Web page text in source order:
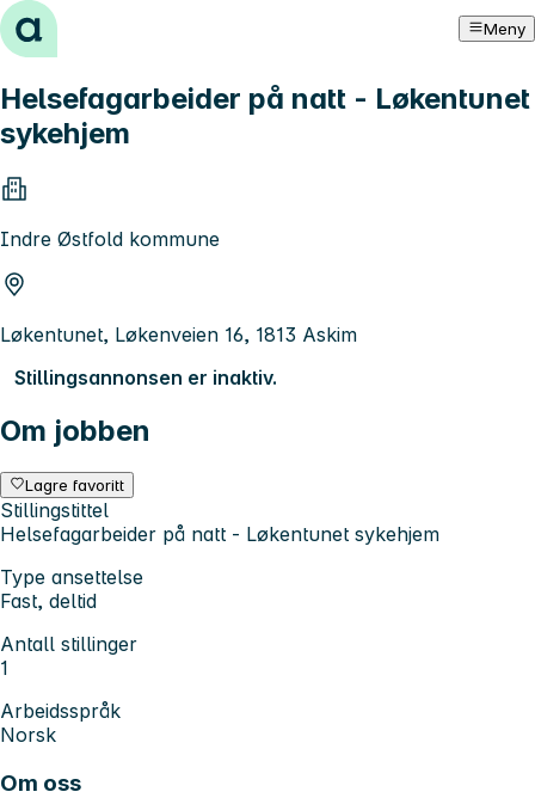
Hopp til innhold Meny
Helsefagarbeider på natt - Løkentunet
sykehjem
Indre Østfold kommune
Løkentunet, Løkenveien 16, 1813 Askim
Stillingsannonsen er inaktiv.
Om jobben
Lagre favoritt
Stillingstittel
Helsefagarbeider på natt - Løkentunet sykehjem
Type ansettelse
Fast, deltid
Antall stillinger
1
Arbeidsspråk
Norsk
Om oss